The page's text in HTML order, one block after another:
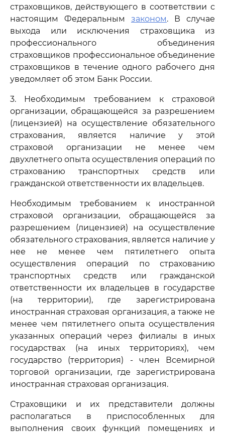
страховщиков, действующего в соответствии с
настоящим Федеральным законом. В случае
выхода или исключения страховщика из
профессионального объединения
страховщиков профессиональное объединение
страховщиков в течение одного рабочего дня
уведомляет об этом Банк России.
3. Необходимым требованием к страховой
организации, обращающейся за разрешением
(лицензией) на осуществление обязательного
страхования, является наличие у этой
страховой организации не менее чем
двухлетнего опыта осуществления операций по
страхованию транспортных средств или
гражданской ответственности их владельцев.
Необходимым требованием к иностранной
страховой организации, обращающейся за
разрешением (лицензией) на осуществление
обязательного страхования, является наличие у
нее не менее чем пятилетнего опыта
осуществления операций по страхованию
транспортных средств или гражданской
ответственности их владельцев в государстве
(на территории), где зарегистрирована
иностранная страховая организация, а также не
менее чем пятилетнего опыта осуществления
указанных операций через филиалы в иных
государствах (на иных территориях), чем
государство (территория) - член Всемирной
торговой организации, где зарегистрирована
иностранная страховая организация.
Страховщики и их представители должны
располагаться в приспособленных для
выполнения своих функций помещениях и